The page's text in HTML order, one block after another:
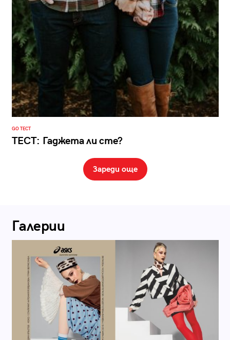
GO ТЕСТ
ТЕСТ: Гаджета ли сте?
Зареди още
Галерии